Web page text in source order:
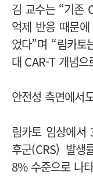
김 교수는 “기존
억제 반응 때문
었다”며 “림카
대 CAR-T 개념
안전성 측면에서
림카토 임상에서
후군(CRS) 발생
8% 수준으로 나